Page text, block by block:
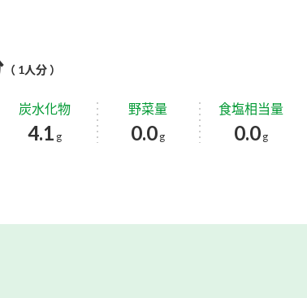
（ 1人分 ）
炭水化物
4.1 g
野菜量
0.0g
食塩相当量
0.0 g